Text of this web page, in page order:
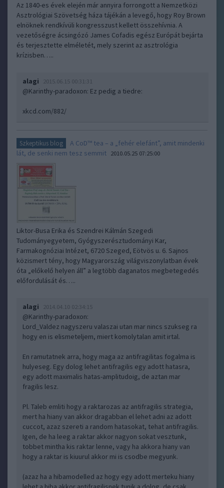
Az 1840-es évek elején már annyira forrongott a Nemzetközi
Asztrológiai Szövetség háza tájékán a levegő, hogy Roy Brown
elnöknek rendkívüli kongresszust kellett összehívnia. A
vezetőségre ácsingózó James Cofadis egész Európát bejárta
és terjesztette elméletét, mely szerint az asztrológia
krízisben…..
alagi 2015.06.15 00:31:31
@Karinthy-paradoxon: Ez pedig a tiedre:
xkcd.com/882/
Szkeptikus blog
A CoD™ tea – a „fehér elefánt”, amit mindenki
lát, de senki nem tesz semmit 2010.05.25 07:25:00
Liktor-Busa Erika és Szendrei Kálmán Szegedi
Tudományegyetem, Gyógyszerésztudományi Kar,
Farmakognóziai Intézet, 6720 Szeged, Eötvös u. 6. Sajnos
közismert tény, hogy Magyarország világviszonylatban évek
óta „előkelő helyen áll” a legtöbb daganatos megbetegedés
előfordulását és…..
alagi 2014.04.10 02:34:15
@Karinthy-paradoxon:
Lord_Valdez nagyszeru valaszai utan mar nincs szukseg ra
hogy en is elismeteljem, miert komolytalan amit irtal.
En ramutatnek arra, hogy maga az antifragilitas fogalma is
hulyeseg. Egy dolog lehet antifragilis egy adott hatasra,
egy adott maximalis hatas-amplitudoig, de aztan mar
fragilis lesz.
Pl. Taleb emliti hogy a raktarozas az antifragilis strategia,
mert ha hiany van akkor dragabban el lehet adni az adott
cuccot, azaz szereti a random hatasokat, tehat antifragilis.
Igen, de ha leeg a raktar akkor nagyon sokat vesztunk,
tobbet mintha kis raktar lenne, vagy ha akkora hiany van
hogy a raktar is kiuurul akkor mi is csodbe megyunk.
(azaz ha a hibamodelled az hogy egy adott merteku hiany